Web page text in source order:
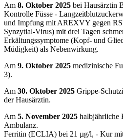
Am 8. Oktober 2025 bei Hausärztin
Kontrolle Füsse -
und Impfung mit AREXVY gegen
Synzytial-Virus) mit drei Tagen
Erkältungssymptome (Kopf- und
Müdigkeit) als Nebenwirkung.
Am 9. Oktober 2025 medizinische
3).
Am 30. Oktober 2025 Grippe-
der Hausärztin.
Am 5. November 2025
Ambulanz.
Ferritin (ECLIA) bei 21 µg/l, - Kur